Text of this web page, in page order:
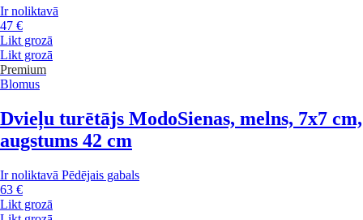
Ir noliktavā
47 €
Likt grozā
Likt grozā
Premium
Blomus
Dvieļu turētājs ModoSienas, melns, 7x7 cm,
augstums 42 cm
Ir noliktavā Pēdējais gabals
63 €
Likt grozā